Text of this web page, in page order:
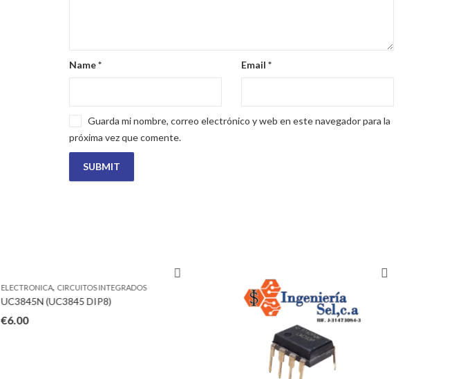
Name* Email *
Guarda mi nombre, correo electrónico y web en este navegador para la
próxima vez que comente.
ELECTRONICA, CIRCUITOS INTEGRADOS
UC3845N (UC3845 DIP8)
€6.00